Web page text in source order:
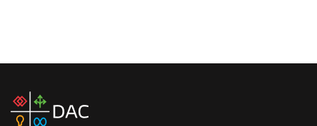
DAC
home